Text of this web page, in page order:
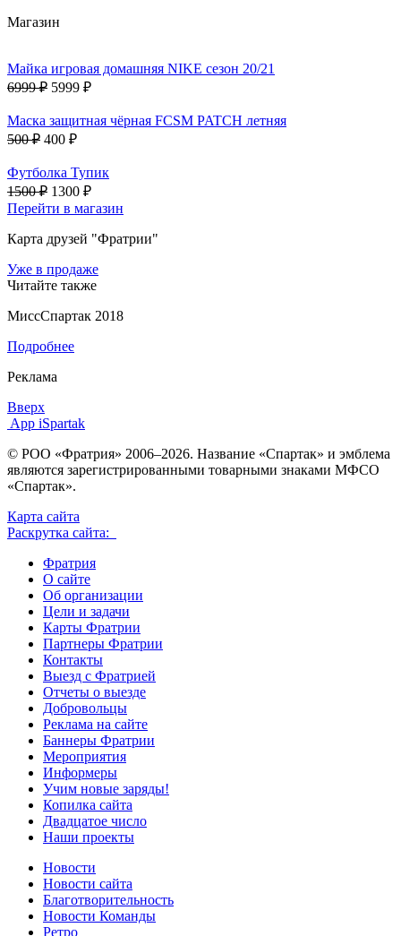
Магазин
Майка игровая домашняя NIKE сезон 20/21
6999 ₽ 5999 ₽
Маска защитная чёрная FCSM PATCH летняя
500 ₽ 400 ₽
Футболка Тупик
1500 ₽ 1300 ₽
Перейти в магазин
Карта друзей "Фратрии"
Уже в продаже
Читайте также
МиссСпартак 2018
Подробнее
Реклама
Вверх
App iSpartak
© РОО «Фратрия» 2006–2026. Название «Спартак» и эмблема
являются зарегистрированными товарными знаками МФСО
«Спартак».
Карта сайта
Раскрутка сайта:
Фратрия
О сайте
Об организации
Цели и задачи
Карты Фратрии
Партнеры Фратрии
Контакты
Выезд с Фратрией
Отчеты о выезде
Добровольцы
Реклама на сайте
Баннеры Фратрии
Мероприятия
Информеры
Учим новые заряды!
Копилка сайта
Двадцатое число
Наши проекты
Новости
Новости сайта
Благотворительность
Новости Команды
Ретро